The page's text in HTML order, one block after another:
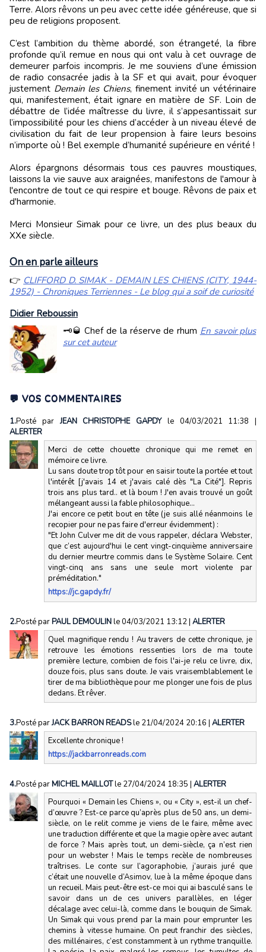
Terre. Alors rêvons un peu avec cette idée généreuse, que si
peu de religions proposent.
C’est l’ambition du thème abordé, son étrangeté, la fibre
profonde qu’il remue en nous qui ont valu à cet ouvrage de
demeurer parfois incompris. Je me souviens d’une émission
de radio consacrée jadis à la SF et qui avait, pour évoquer
justement Demain les Chiens, finement invité un vétérinaire
qui, manifestement, était ignare en matière de SF. Loin de
débattre de l’idée maîtresse du livre, il s’appesantissait sur
l’impossibilité pour les chiens d’accéder à un niveau élevé de
civilisation du fait de leur propension à faire leurs besoins
n’importe où ! Bel exemple d’humanité supérieure en vérité !
Alors épargnons désormais tous ces pauvres moustiques,
laissons la vie sauve aux araignées, manifestons de l'amour à
l'encontre de tout ce qui respire et bouge. Rêvons de paix et
d'harmonie.
Merci Monsieur Simak pour ce livre, un des plus beaux du
XXe siècle.
On en parle ailleurs
CLIFFORD D. SIMAK - DEMAIN LES CHIENS (CITY, 1944-
1952) - Chroniques Terriennes - Le blog qui a soif de curiosité
Didier Reboussin
🗝️🥃 Chef de la réserve de rhum En savoir plus
sur cet auteur
💬 VOS COMMENTAIRES
1.Posté parJEAN CHRISTOPHE GAPDY le 04/03/2021 11:38 |
ALERTER
Merci de cette chouette chronique qui me remet en
mémoire ce livre.
Lu sans doute trop tôt pour en saisir toute la portée et tout
l'intérêt [j'avais 14 et j'avais calé dès "La Cité"]. Repris
trois ans plus tard.. et là boum ! J'en avais trouvé un goût
mélangeant aussi la fable philosophique...
J'ai encore ce petit bout en tête (je suis allé néanmoins le
recopier pour ne pas faire d'erreur évidemment) :
"Et John Culver me dit de vous rappeler, déclara Webster,
que c’est aujourd'hui le cent vingt-cinquième anniversaire
du dernier meurtre commis dans le Système Solaire. Cent
vingt-cinq ans sans une seule mort violente par
préméditation."
https://jc.gapdy.fr/
2.Posté parPAUL DEMOULINle 04/03/2021 13:12| ALERTER
Quel magnifique rendu ! Au travers de cette chronique, je
retrouve les émotions ressenties lors de ma toute
première lecture, combien de fois l'ai-je relu ce livre, dix,
douze fois, plus sans doute. Je vais vraisemblablement le
tirer de ma bibliothèque pour me plonger une fois de plus
dedans. Et rêver.
3.Posté parJACK BARRON READSle 21/04/2024 20:16 | ALERTER
Excellente chronique !
https://jackbarronreads.com
4.Posté parMICHEL MAILLOTle 27/04/2024 18:35 | ALERTER
Pourquoi « Demain les Chiens », ou « City », est-il un chef-
d’œuvre ? Est-ce parce qu’après plus de 50 ans, un demi-
siècle, on le relit comme je viens de le faire, même avec
une traduction différente et que la magie opère avec autant
de force ? Mais après tout, un demi-siècle, ça n’est rien
pour un webster ! Mais le temps recèle de nombreuses
traîtrises. Le conte sur l’agoraphobie, j’aurais juré que
c’était une nouvelle d’Asimov, lue à la même époque dans
un recueil. Mais peut-être est-ce moi qui ai basculé sans le
savoir dans un de ces univers parallèles, en léger
décalage avec celui-là, comme dans le bouquin de Simak.
Un Simak qui vous prend par la main pour emprunter les
chemins à vitesse humaine. On peut franchir des siècles,
des millénaires, c’est constamment à un rythme tranquille.